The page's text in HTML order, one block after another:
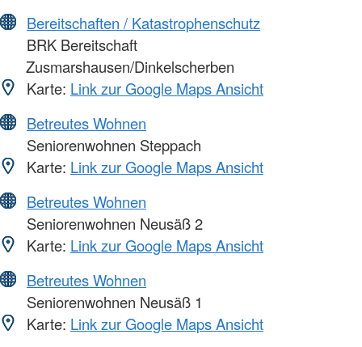
Bereitschaften / Katastrophenschutz
BRK Bereitschaft
Zusmarshausen/Dinkelscherben
Karte: Link zur Google Maps Ansicht
Betreutes Wohnen
Seniorenwohnen Steppach
Karte: Link zur Google Maps Ansicht
Betreutes Wohnen
Seniorenwohnen Neusäß 2
Karte: Link zur Google Maps Ansicht
Betreutes Wohnen
Seniorenwohnen Neusäß 1
Karte: Link zur Google Maps Ansicht